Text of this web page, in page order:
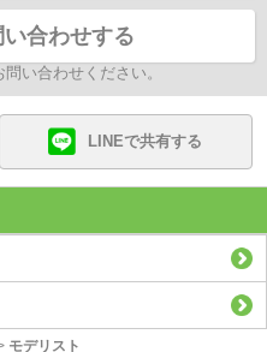
合わせする
い合わせください。
LINEで共有する
モデリスト